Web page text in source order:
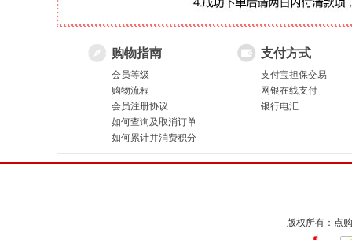
购物指南
会员等级
购物流程
会员注册协议
如何查询及取消订单
如何累计并消费积分
支付方式
支付宝担保交易
网银在线支付
银行电汇
版权所有：点